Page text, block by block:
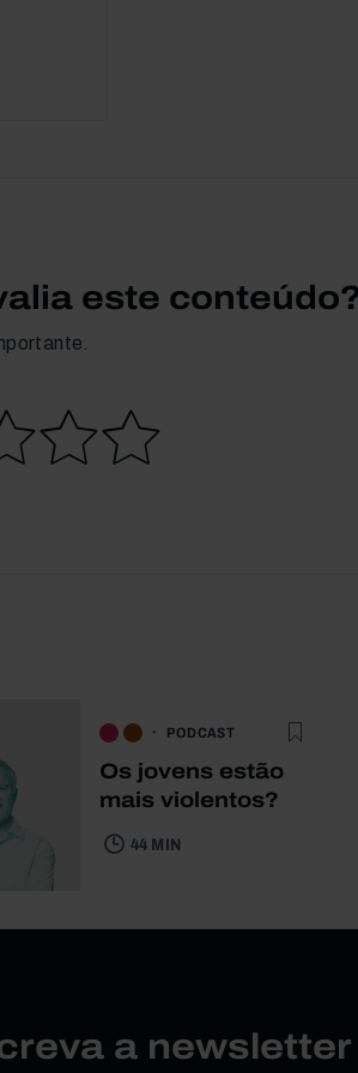
este
PODCAST
Os jovens estão
mais violentos?
44 MIN
a